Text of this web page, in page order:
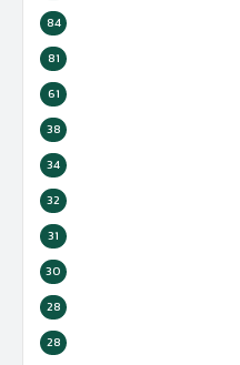
84
81
61
38
34
32
31
30
28
28